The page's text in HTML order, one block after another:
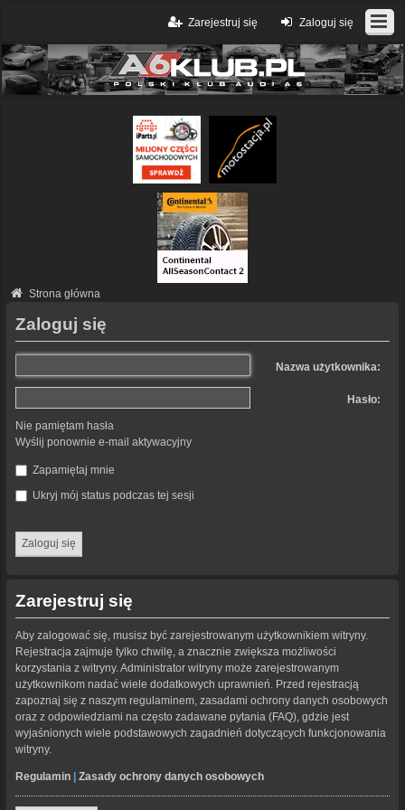
Zaloguj się
Zarejestruj się
Strona główna
Zaloguj się
Nazwa użytkownika:
Hasło:
Nie pamiętam hasła
Wyślij ponownie e-mail aktywacyjny
Zapamiętaj mnie
Ukryj mój status podczas tej sesji
Zarejestruj się
Aby zalogować się, musisz być zarejestrowanym użytkownikiem witryny.
Rejestracja zajmuje tylko chwilę, a znacznie zwiększa możliwości
korzystania z witryny. Administrator witryny może zarejestrowanym
użytkownikom nadać wiele dodatkowych uprawnień. Przed rejestracją
zapoznaj się z naszym regulaminem, zasadami ochrony danych osobowych
oraz z odpowiedziami na często zadawane pytania (FAQ), gdzie jest
wyjaśnionych wiele podstawowych zagadnień dotyczących funkcjonowania
witryny.
Regulamin Zasady ochrony danych osobowych